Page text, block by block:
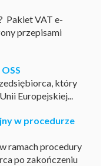
Pakiet VAT e-
przepisami
który
Europejskiej...
w procedurze
ramach procedury
po zakończeniu